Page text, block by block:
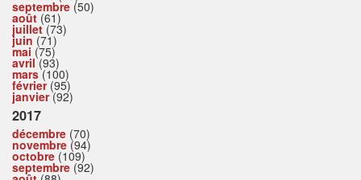
septembre (50)
août (61)
juillet(73)
juin (71)
mai (75)
avril(93)
mars(100)
février(95)
janvier(92)
2017
décembre (70)
novembre (94)
octobre (109)
septembre (92)